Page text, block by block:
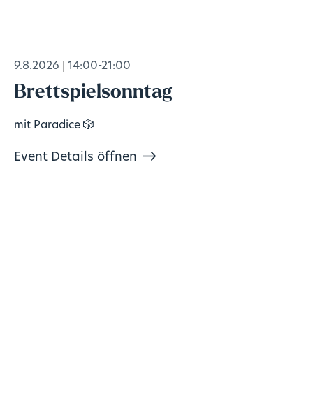
9.8.2026 14:00-21:00
Brettspielsonntag
mit Paradice 🎲
Event Details öffnen